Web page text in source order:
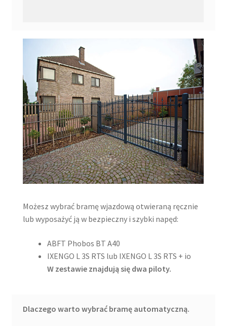
Możesz wybrać bramę wjazdową otwieraną ręcznie
lub wyposażyć ją w bezpieczny i szybki napęd:
ABFT Phobos BT A40
IXENGO L 3S RTS lub IXENGO L 3S RTS + io
W zestawie znajdują się dwa piloty.
Dlaczego warto wybrać bramę automatyczną.